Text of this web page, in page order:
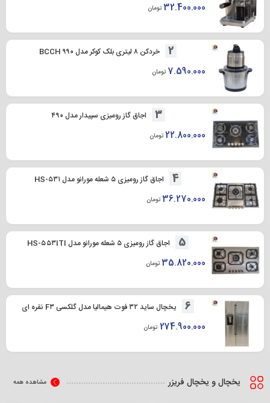
32.400.000 تومان
2 خردکن ۸ لیتری بلک کوکر مدل BCCH ۹۹۰
7.590.000 تومان
3 اجاق گاز رومیزی سپیدار مدل ۴۹۰
22.800.000 تومان
4 اجاق گاز رومیزی ۵ شعله مورانو مدل HS-۵۳۱
36.270.000 تومان
5 اجاق گاز رومیزی ۵ شعله مورانو مدل HS-۵۵۳ITI
35.820.000 تومان
6 یخچال ساید ۳۲ فوت هیمالیا مدل گلکسی F۳ نقره ای
274.900.000 تومان
یخچال و یخچال فریزر مشاهده همه